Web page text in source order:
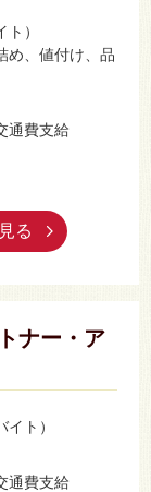
）
め、値付け、品
通費支給
る
ナー・ア
ト）
通費支給